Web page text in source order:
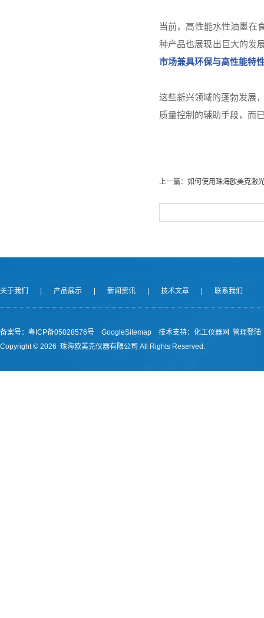
当前，高性能水性油墨在
种产品也展现出巨大的发
市场兼具环保与高性能特
这些新兴领域的蓬勃发展
质量控制的辅助手段，而
上一篇： 如何使用珠海欧美克激
关于我们 产品展示 新闻资讯 技术文章 联系我们
备案号： 粤ICP备05028576号 GoogleSitemap 技术支持： 化工仪器网 管理登陆
Copyright © 2026 珠海欧美克仪器有限公司 All Rights Reserved.